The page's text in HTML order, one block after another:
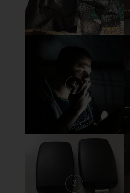
7
3